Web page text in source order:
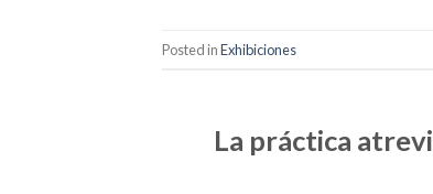
Posted inExhibiciones
La práctica